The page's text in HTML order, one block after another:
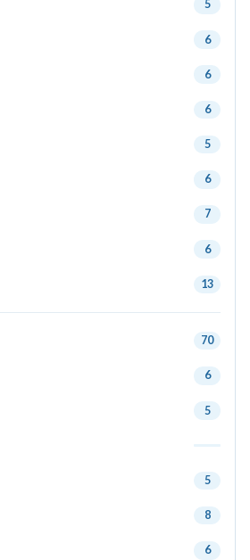
5
6
6
6
5
6
7
6
13
70
6
5
5
8
6